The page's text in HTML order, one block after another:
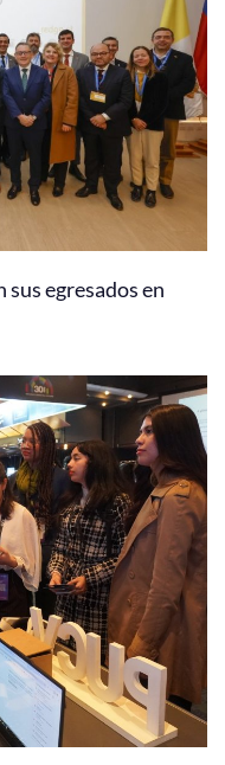
egresados en